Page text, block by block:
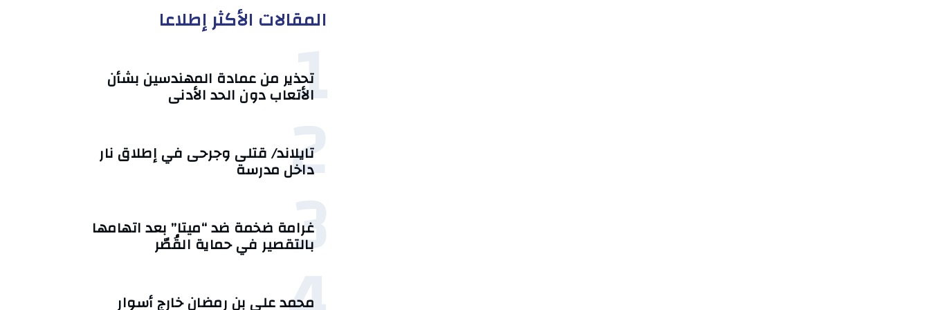
المقالات الأكثر إطلاعا
1
تحذير من عمادة المهندسين بشأن
الأتعاب دون الحد الأدنى
2
تايلاند/ قتلى وجرحى في إطلاق نار
داخل مدرسة
3
غرامة ضخمة ضد “ميتا” بعد اتهامها
بالتقصير في حماية القُصّر
محمد علي بن رمضان خارج أسوار